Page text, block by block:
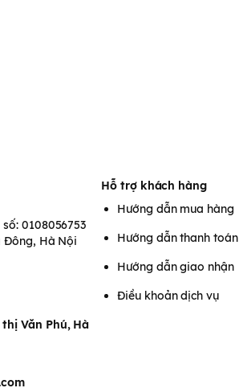
0108056753
Đông, Hà Nội
Văn Phú, Hà
Hỗ trợ khách hàng
Hướng dẫn mua hàng
Hướng dẫn thanh toán
Hướng dẫn giao nhận
Điều khoản dịch vụ